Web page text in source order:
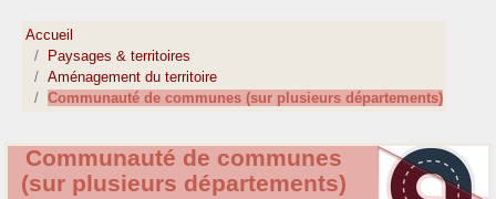
Accueil
Paysages & territoires
Aménagement du territoire
Communauté de communes (sur plusieurs départements)
Communauté de communes
(sur plusieurs départements)